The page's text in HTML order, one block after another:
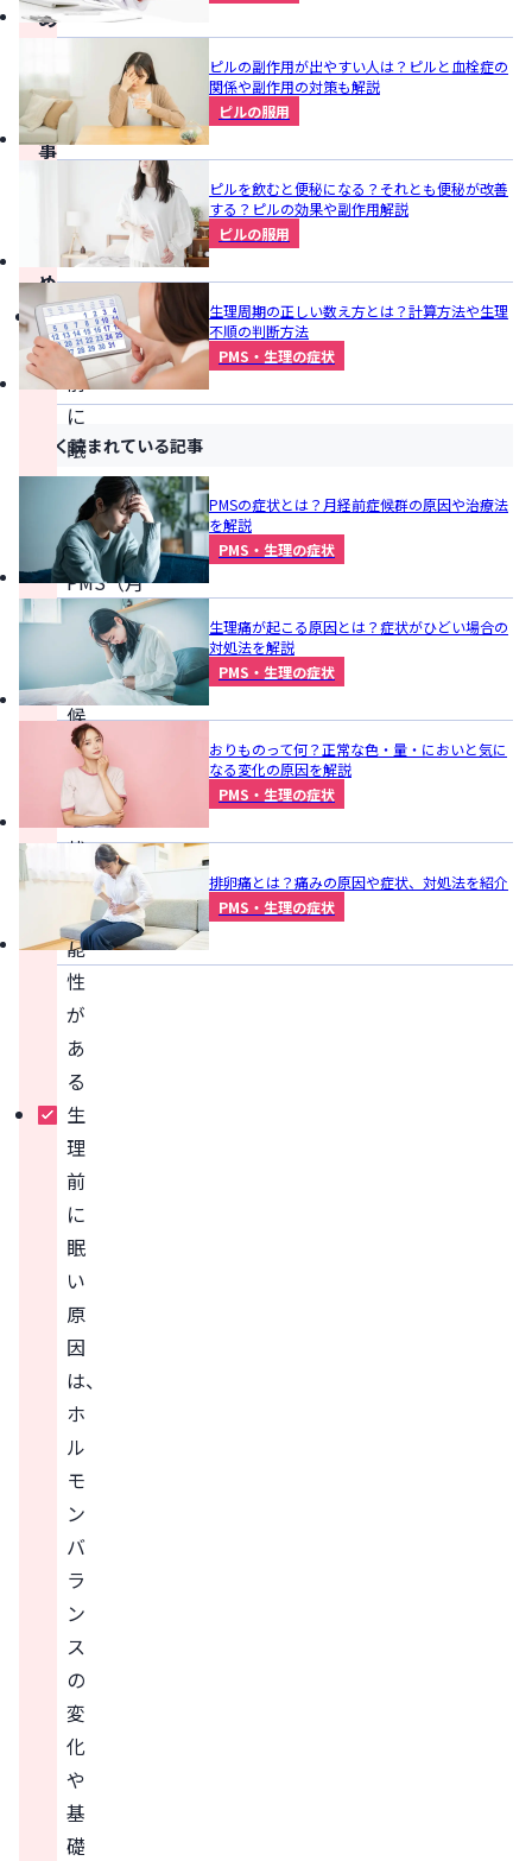
め
の
記
事
め
生
理
前
に
眠
い
場
合、
PMS（月
経
症
候
群）
の
症
状
の
可
能
性
が
あ
る
生
理
前
に
眠
い
原
因
は、
ホ
ル
モ
ン
バ
ラ
ン
ス
の
変
化
や
基
礎
ピルの副作用が出やすい人は？ピルと血栓症の
関係や副作用の対策も解説
ピルの服用
ピルを飲むと便秘になる？それとも便秘が改善
する？ピルの効果や副作用解説
ピルの服用
生理周期の正しい数え方とは？計算方法や生理
不順の判断方法
PMS・生理の症状
よく読まれている記事
PMSの症状とは？月経前症候群の原因や治療法
を解説
PMS・生理の症状
生理痛が起こる原因とは？症状がひどい場合の
対処法を解説
PMS・生理の症状
おりものって何？正常な色・量・においと気に
なる変化の原因を解説
PMS・生理の症状
排卵痛とは？痛みの原因や症状、対処法を紹介
PMS・生理の症状